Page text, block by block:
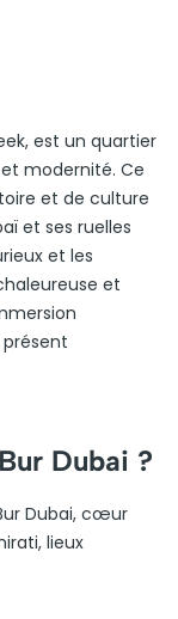
est un quartier
modernité. Ce
et de culture
et ses ruelles
et les
et
Dubai ?
Dubai, cœur
lieux